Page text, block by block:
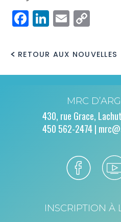
Facebook
LinkedIn
Email
RETOUR AUX NOUVELLES
MRC
430, rue Grace,
450 562-2474 |
INSCRIPTION À